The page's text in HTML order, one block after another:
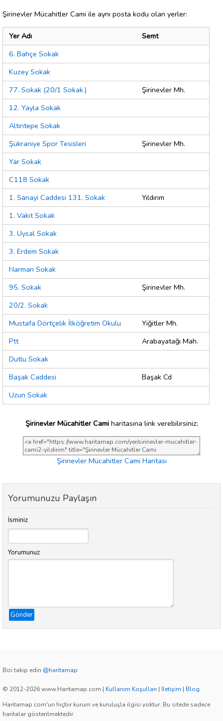
Şirinevler Mücahitler Cami ile aynı posta kodu olan yerler:
Yer Adı
Semt
6. Bahçe Sokak
Kuzey Sokak
77. Sokak (20/1 Sokak.)
Şirinevler Mh.
12. Yayla Sokak
Altıntepe Sokak
Şükraniye Spor Tesisleri
Şirinevler Mh.
Yar Sokak
C118 Sokak
1. Sanayi Caddesi 131. Sokak
Yıldırım
1. Vakit Sokak
3. Uysal Sokak
3. Erdem Sokak
Narman Sokak
95. Sokak
Şirinevler Mh.
20/2. Sokak
Mustafa Dörtçelik İlköğretim Okulu
Yiğitler Mh.
Ptt
Arabayatağı Mah.
Dutlu Sokak
Başak Caddesi
Başak Cd
Uzun Sokak
Şirinevler Mücahitler Camiharitasına link verebilirsiniz;
Şirinevler Mücahitler Cami Haritası
Yorumunuzu Paylaşın
İsminiz
Yorumunuz
Gönder
Bizi takip edin @haritamap
© 2012-2026 www.Haritamap.com | Kullanım Koşulları | İletişim | Blog
Haritamap.com'un hiçbir kurum ve kuruluşla ilgisi yoktur. Bu sitede sadece
haritalar gösterilmektedir.